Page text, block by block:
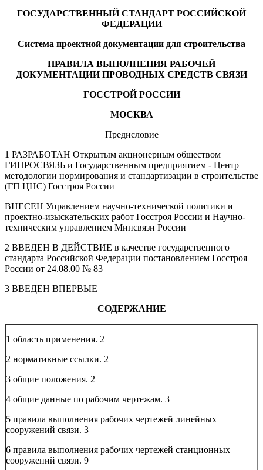
ГОСУДАРСТВЕННЫЙ СТАНДАРТ РОССИЙСКОЙ
ФЕДЕРАЦИИ
Система проектной документации для строительства
ПРАВИЛА ВЫПОЛНЕНИЯ РАБОЧЕЙ
ДОКУМЕНТАЦИИ ПРОВОДНЫХ СРЕДСТВ СВЯЗИ
ГОССТРОЙ РОССИИ
МОСКВА
Предисловие
1 РАЗРАБОТАН Открытым акционерным обществом
ГИПРОСВЯЗЬ и Государственным предприятием - Центр
методологии нормирования и стандартизации в строительстве
(ГП ЦНС) Госстроя России
ВНЕСЕН Управлением научно-технической политики и
проектно-изыскательских работ Госстроя России и Научно-
техническим управлением Минсвязи России
2 ВВЕДЕН В ДЕЙСТВИЕ в качестве государственного
стандарта Российской Федерации постановлением Госстроя
России от 24.08.00 № 83
3 ВВЕДЕН ВПЕРВЫЕ
СОДЕРЖАНИЕ
1 область применения. 2
2 нормативные ссылки. 2
3 общие положения. 2
4 общие данные по рабочим чертежам. 3
5 правила выполнения рабочих чертежей линейных
сооружений связи. 3
6 правила выполнения рабочих чертежей станционных
сооружений связи. 9